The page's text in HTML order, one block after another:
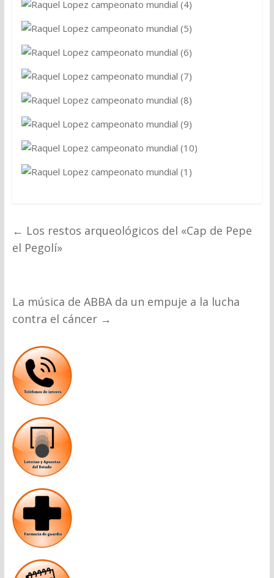
← Los restos arqueológicos del «Cap de Pepe
el Pegolí»
La música de ABBA da un empuje a la lucha
contra el cáncer →